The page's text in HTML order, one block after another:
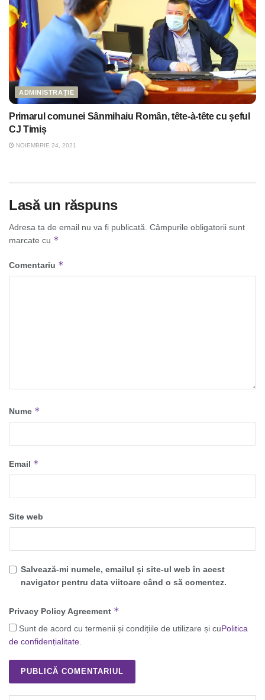
ADMINISTRAȚIE
Primarul comunei Sânmihaiu Român, tête-à-tête cu șeful
CJ Timiș
NOIEMBRIE 24, 2021
Lasă un răspuns
Adresa ta de email nu va fi publicată. Câmpurile obligatorii sunt
marcate cu *
Comentariu *
Nume *
Email *
Site web
Salvează-mi numele, emailul și site-ul web în acest
navigator pentru data viitoare când o să comentez.
Privacy Policy Agreement *
Sunt de acord cu termenii și condițiile de utilizare și cuPolitica
de confidențialitate.